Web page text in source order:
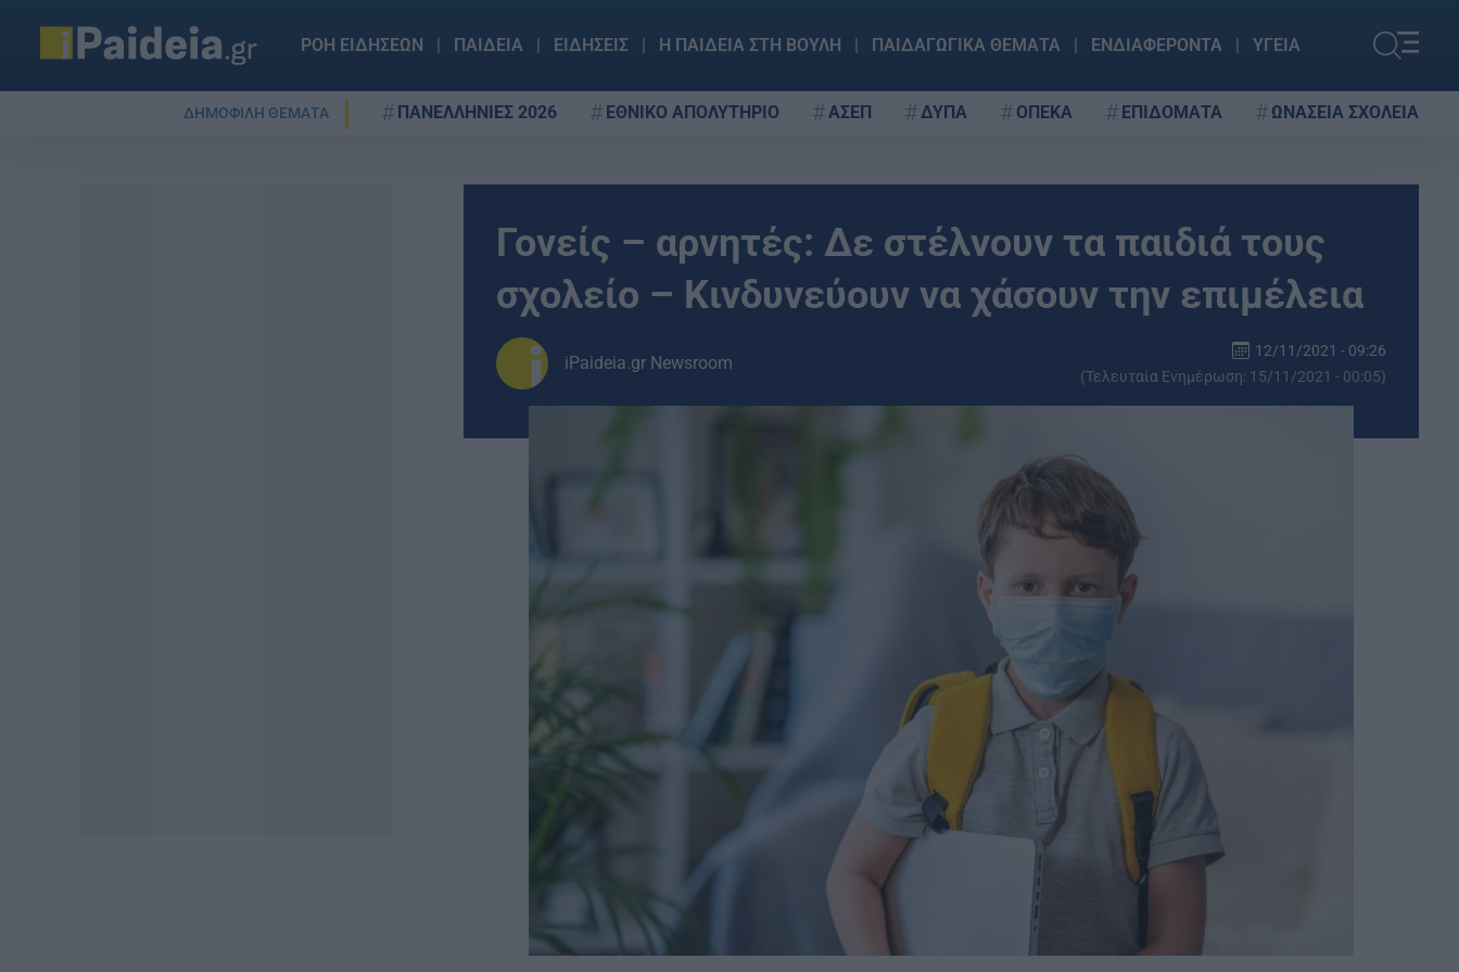
ΡΟΗ ΕΙΔΗΣΕΩΝ ΠΑΙΔΕΙΑ ΕΙΔΗΣΕΙΣ Η ΠΑΙΔΕΙΑ ΣΤΗ ΒΟΥΛΗ ΠΑΙΔΑΓΩΓΙΚΑ ΘΕΜΑΤΑ ΕΝΔΙΑΦΕΡΟΝΤΑ ΥΓΕΙΑ
ΔΗΜΟΦΙΛΗ ΘΕΜΑΤΑ ΠΑΝΕΛΛΗΝΙΕΣ 2026 ΕΘΝΙΚΟ ΑΠΟΛΥΤΗΡΙΟ ΑΣΕΠ ΔΥΠΑ ΟΠΕΚΑ ΕΠΙΔΟΜΑΤΑ ΩΝΑΣΕΙΑ ΣΧΟΛΕΙΑ
Γονείς – αρνητές: Δε στέλνουν τα παιδιά τους
σχολείο – Κινδυνεύουν να χάσουν την επιμέλεια
iPaideia.gr Newsroom
12/11/2021 - 09:26
(Τελευταία Ενημέρωση: 15/11/2021 - 00:05)